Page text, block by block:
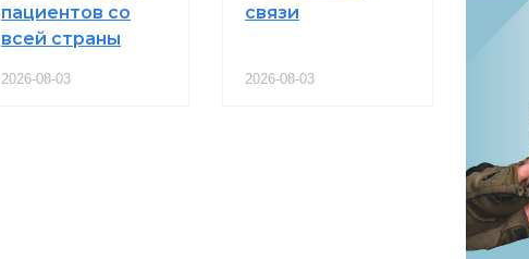
пациентов со
всей страны
2026-08-03
связи
2026-08-03